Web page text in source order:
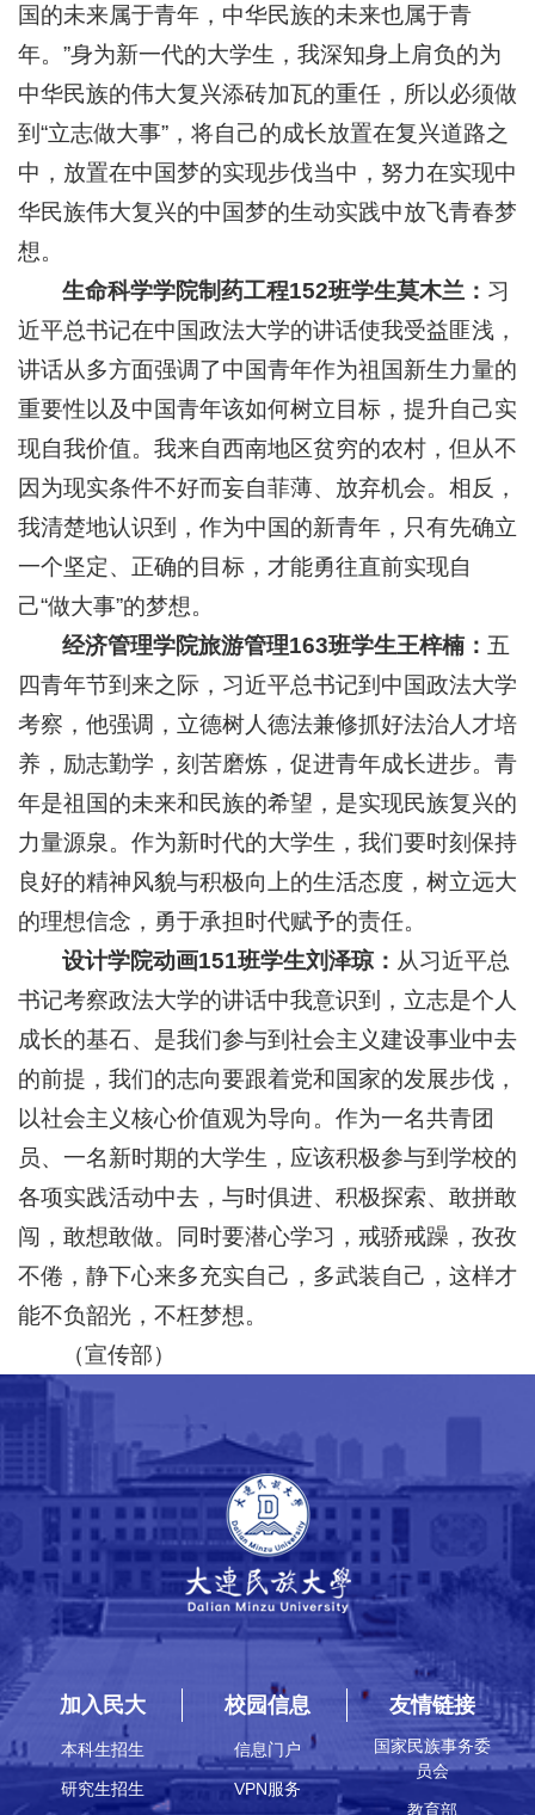
国的未来属于青年，中华民族的未来也属于青
年。”身为新一代的大学生，我深知身上肩负的为
中华民族的伟大复兴添砖加瓦的重任，所以必须做
到“立志做大事”，将自己的成长放置在复兴道路之
中，放置在中国梦的实现步伐当中，努力在实现中
华民族伟大复兴的中国梦的生动实践中放飞青春梦
想。
生命科学学院制药工程152班学生莫木兰： 习
近平总书记在中国政法大学的讲话使我受益匪浅，
讲话从多方面强调了中国青年作为祖国新生力量的
重要性以及中国青年该如何树立目标，提升自己实
现自我价值。我来自西南地区贫穷的农村，但从不
因为现实条件不好而妄自菲薄、放弃机会。相反，
我清楚地认识到，作为中国的新青年，只有先确立
一个坚定、正确的目标，才能勇往直前实现自
己“做大事”的梦想。
经济管理学院旅游管理163班学生王梓楠： 五
四青年节到来之际，习近平总书记到中国政法大学
考察，他强调，立德树人德法兼修抓好法治人才培
养，励志勤学，刻苦磨炼，促进青年成长进步。青
年是祖国的未来和民族的希望，是实现民族复兴的
力量源泉。作为新时代的大学生，我们要时刻保持
良好的精神风貌与积极向上的生活态度，树立远大
的理想信念，勇于承担时代赋予的责任。
设计学院动画151班学生刘泽琼： 从习近平总
书记考察政法大学的讲话中我意识到，立志是个人
成长的基石、是我们参与到社会主义建设事业中去
的前提，我们的志向要跟着党和国家的发展步伐，
以社会主义核心价值观为导向。作为一名共青团
员、一名新时期的大学生，应该积极参与到学校的
各项实践活动中去，与时俱进、积极探索、敢拼敢
闯，敢想敢做。同时要潜心学习，戒骄戒躁，孜孜
不倦，静下心来多充实自己，多武装自己，这样才
能不负韶光，不枉梦想。
（宣传部）
加入民大
本科生招生
研究生招生
校园信息
信息门户
VPN服务
友情链接
国家民族事务委
员会
教育部